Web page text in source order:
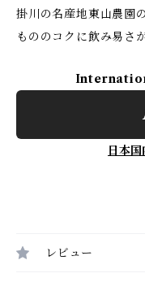
掛川の名産地東山農園
もののコクに飲み易さ
日本
レビュー